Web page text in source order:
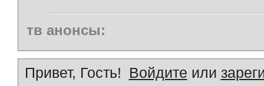
тв анонсы:
Привет, Гость! Войдите или